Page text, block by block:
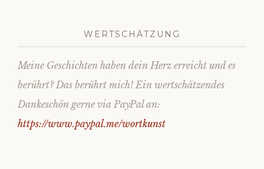
WERTSCHÄTZUNG
Meine Geschichten haben dein Herz erreicht und es
berührt? Das berührt mich! Ein wertschätzendes
Dankeschön gerne via PayPal an:
https://www.paypal.me/wortkunst